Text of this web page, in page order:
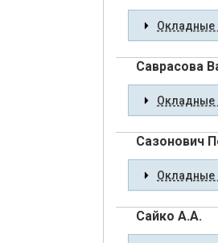
Окладные
Саврасова
Окладные
Сазонович
Окладные
Сайко А.А.